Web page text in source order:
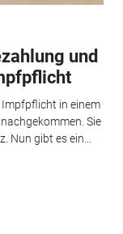
und
in einem
Sie
Nun gibt es ein...